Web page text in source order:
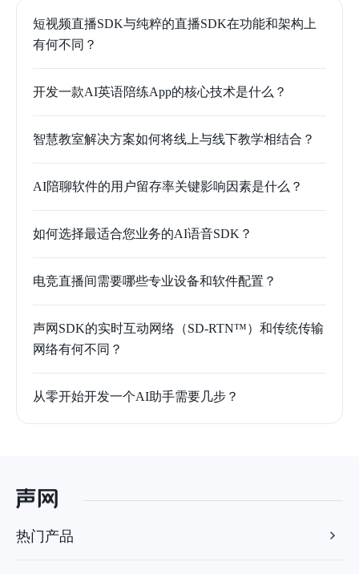
短视频直播SDK与纯粹的直播SDK在功能和架构上
有何不同？
开发一款AI英语陪练App的核心技术是什么？
智慧教室解决方案如何将线上与线下教学相结合？
AI陪聊软件的用户留存率关键影响因素是什么？
如何选择最适合您业务的AI语音SDK？
电竞直播间需要哪些专业设备和软件配置？
声网SDK的实时互动网络（SD-RTN™）和传统传输
网络有何不同？
从零开始开发一个AI助手需要几步？
热门产品